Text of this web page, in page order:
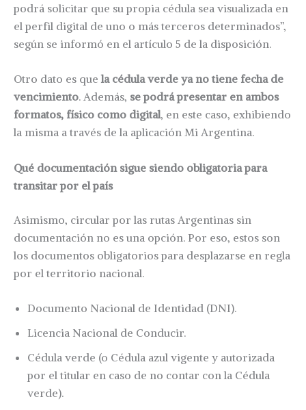
podrá solicitar que su propia cédula sea visualizada en
el perfil digital de uno o más terceros determinados”,
según se informó en el artículo 5 de la disposición.
Otro dato es que la cédula verde ya no tiene fecha de
vencimiento. Además, se podrá presentar en ambos
formatos, físico como digital, en este caso, exhibiendo
la misma a través de la aplicación Mi Argentina.
Qué documentación sigue siendo obligatoria para
transitar por el país
Asimismo, circular por las rutas Argentinas sin
documentación no es una opción. Por eso, estos son
los documentos obligatorios para desplazarse en regla
por el territorio nacional.
Documento Nacional de Identidad (DNI).
Licencia Nacional de Conducir.
Cédula verde (o Cédula azul vigente y autorizada
por el titular en caso de no contar con la Cédula
verde).